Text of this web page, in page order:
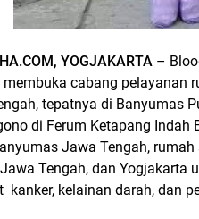
YOGJAKARTA –
membuka cabang pelayanan
tepatnya di Banyumas
di Ferum Ketapang Indah
Jawa Tengah,
Tengah, dan Yogjakarta
kanker, kelainan darah, dan